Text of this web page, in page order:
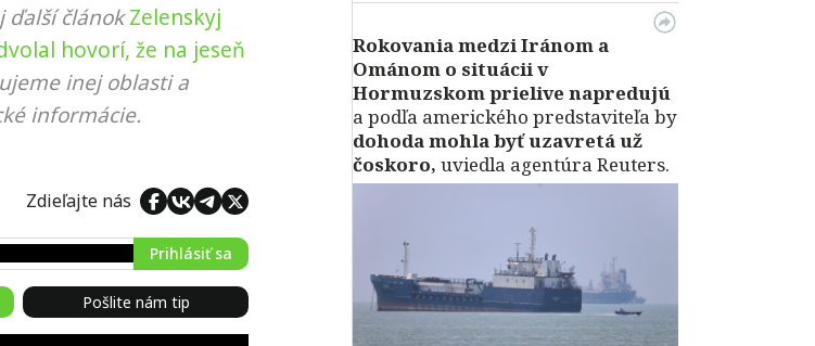
ďalší článok Zelenskyj
hovorí, že na jeseň
inej oblasti a
informácie.
Zdieľajte nás
Prihlásiť sa
Pošlite nám tip
Rokovania medzi Iránom a
Ománom o situácii v
Hormuzskom prielive napredujú
a podľa amerického predstaviteľa by
dohoda mohla byť uzavretá už
čoskoro, uviedla agentúra Reuters.